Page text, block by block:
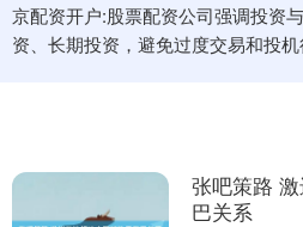
京配资开户:股票配资公司强调投资
资、长期投资，避免过度交易和投机
张吧策路
巴关系